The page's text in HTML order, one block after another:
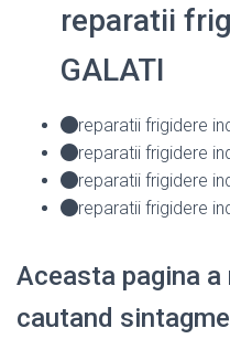
reparatii
GALATI
reparatii frigidere
reparatii frigidere
reparatii frigidere
reparatii frigidere
Aceasta pagina
cautand